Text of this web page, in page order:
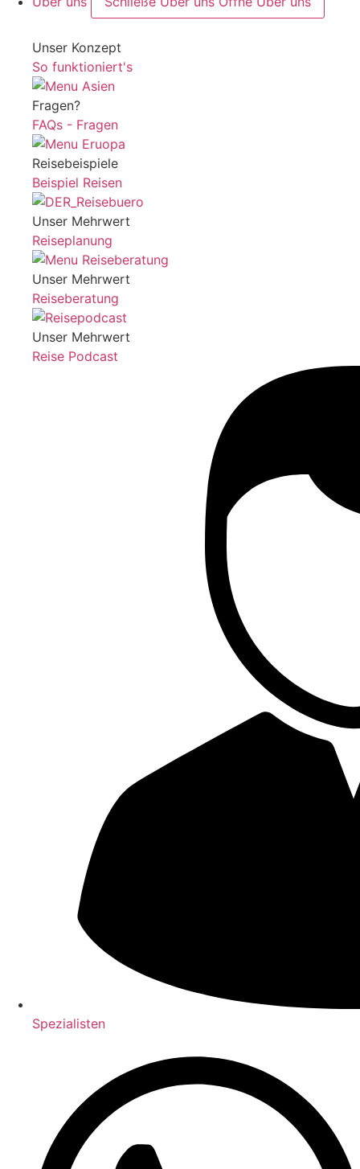
Unser Konzept
So funktioniert's
Fragen?
FAQs - Fragen
Reisebeispiele
Beispiel Reisen
Unser Mehrwert
Reiseplanung
Unser Mehrwert
Reiseberatung
Unser Mehrwert
Reise Podcast
Spezialisten